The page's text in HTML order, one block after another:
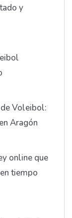
y
Voleibol:
Aragón
online que
tiempo